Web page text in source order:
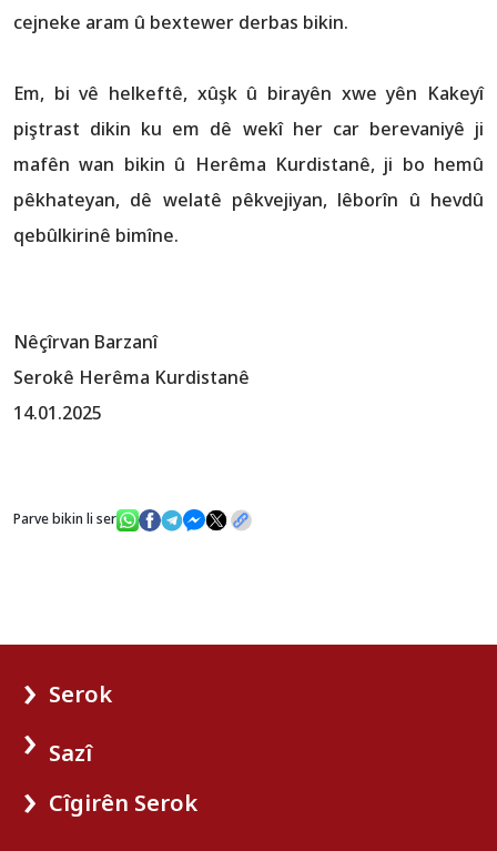
cejneke aram û bextewer derbas bikin.
Em, bi vê helkeftê, xûşk û birayên xwe yên Kakeyî
piştrast dikin ku em dê wekî her car berevaniyê ji
mafên wan bikin û Herêma Kurdistanê, ji bo hemû
pêkhateyan, dê welatê pêkvejiyan, lêborîn û hevdû
qebûlkirinê bimîne.
Nêçîrvan Barzanî
Serokê Herêma Kurdistanê
14.01.2025
Parve bikin li ser
Serok
Sazî
Cîgirên Serok